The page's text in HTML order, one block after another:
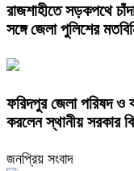
রাজশাহীতে সড়কপথে
সঙ্গে জেলা পুলিশের
ফরিদপুর জেলা পরিষদ ও
করলেন স্থানীয় সরকার
জনপ্রিয় সংবাদ